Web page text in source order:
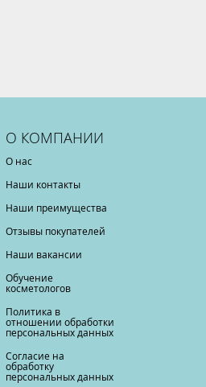
О КОМПАНИИ
О нас
Наши контакты
Наши преимущества
Отзывы покупателей
Наши вакансии
Обучение
косметологов
Политика в
отношении обработки
персональных данных
Согласие на
обработку
персональных данных